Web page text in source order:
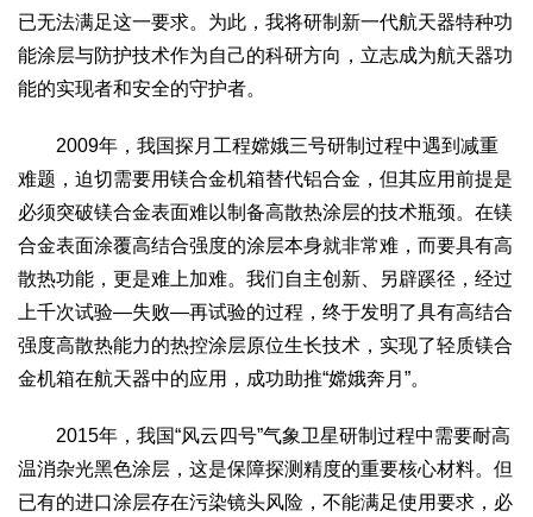
已无法满足这一要求。为此，我将研制新一代航天器特种功
能涂层与防护技术作为自己的科研方向，立志成为航天器功
能的实现者和安全的守护者。
2009年，我国探月工程嫦娥三号研制过程中遇到减重
难题，迫切需要用镁合金机箱替代铝合金，但其应用前提是
必须突破镁合金表面难以制备高散热涂层的技术瓶颈。在镁
合金表面涂覆高结合强度的涂层本身就非常难，而要具有高
散热功能，更是难上加难。我们自主创新、另辟蹊径，经过
上千次试验—失败—再试验的过程，终于发明了具有高结合
强度高散热能力的热控涂层原位生长技术，实现了轻质镁合
金机箱在航天器中的应用，成功助推“嫦娥奔月”。
2015年，我国“风云四号”气象卫星研制过程中需要耐高
温消杂光黑色涂层，这是保障探测精度的重要核心材料。但
已有的进口涂层存在污染镜头风险，不能满足使用要求，必